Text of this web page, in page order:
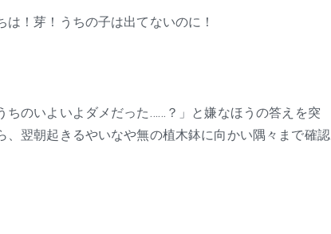
！芽！うちの子は出てないのに！
ちのいよいよダメだった……？」と嫌なほうの答えを突
、翌朝起きるやいなや無の植木鉢に向かい隅々まで確認